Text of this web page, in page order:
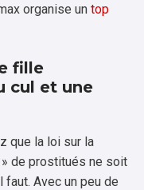
organise un top
fille
cul et une
que la loi sur la
de prostitués ne soit
Avec un peu de